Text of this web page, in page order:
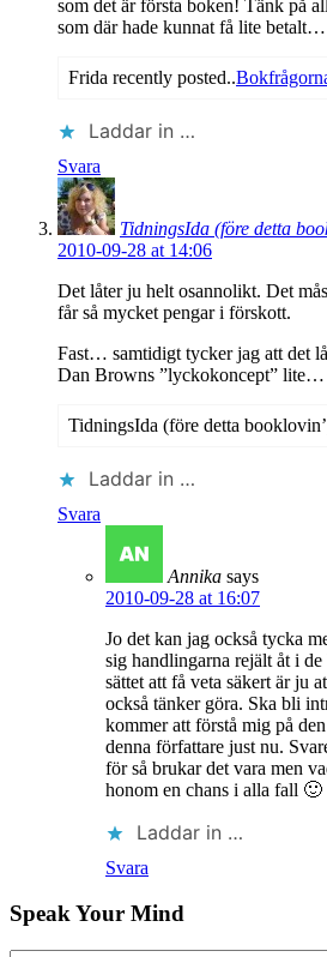
som det är första boken! Tänk på
som där hade kunnat få lite betalt…
Frida recently posted..
Laddar in …
Svara
TidningsIda (före detta
2010-09-28 at 14:06
Det låter ju helt osannolikt. Det
får så mycket pengar i förskott.
Fast… samtidigt tycker jag att det
Dan Browns ”lyckokoncept” lite…
TidningsIda (före detta
Laddar in …
Svara
Annika says
2010-09-28 at 16:07
Jo det kan jag också tycka
sig handlingarna rejält åt i
sättet att få veta säkert är ju
också tänker göra. Ska bli
kommer att förstå mig på
denna författare just nu.
för så brukar det vara men
honom en chans i alla fall 🙂
Laddar in …
Svara
Speak Your Mind